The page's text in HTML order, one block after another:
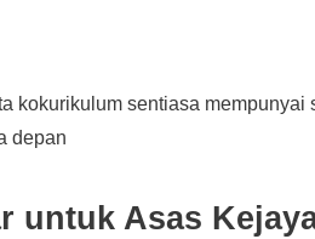
kokurikulum sentiasa mempunyai
depan
untuk Asas